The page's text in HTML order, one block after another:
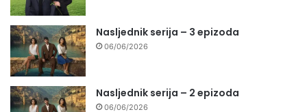
Nasljednik serija – 3 epizoda
06/06/2026
Nasljednik serija – 2 epizoda
06/06/2026